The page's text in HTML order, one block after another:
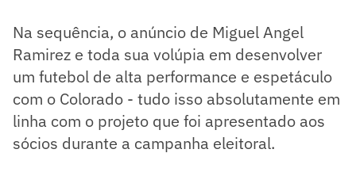
Na sequência, o anúncio de Miguel Angel
Ramirez e toda sua volúpia em desenvolver
um futebol de alta performance e espetáculo
com o Colorado - tudo isso absolutamente em
linha com o projeto que foi apresentado aos
sócios durante a campanha eleitoral.